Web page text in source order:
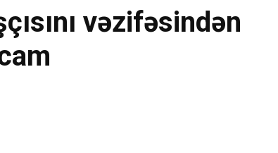
vəzifəsindən